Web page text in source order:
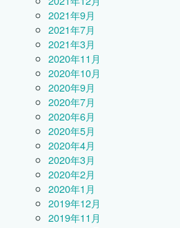
2021年9月
2021年7月
2021年3月
2020年11月
2020年10月
2020年9月
2020年7月
2020年6月
2020年5月
2020年4月
2020年3月
2020年2月
2020年1月
2019年12月
2019年11月